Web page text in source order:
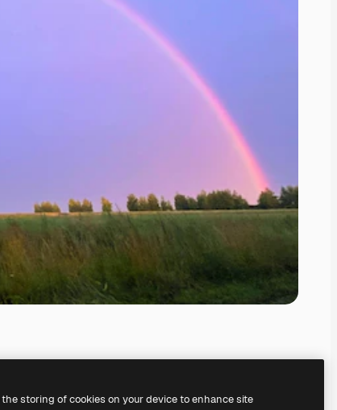
storing of cookies on your device to enhance site